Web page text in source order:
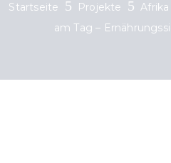
Startseite Projekte Afrika
am Tag –